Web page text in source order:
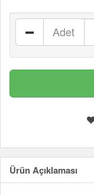
Adet
Ürün Açıklaması